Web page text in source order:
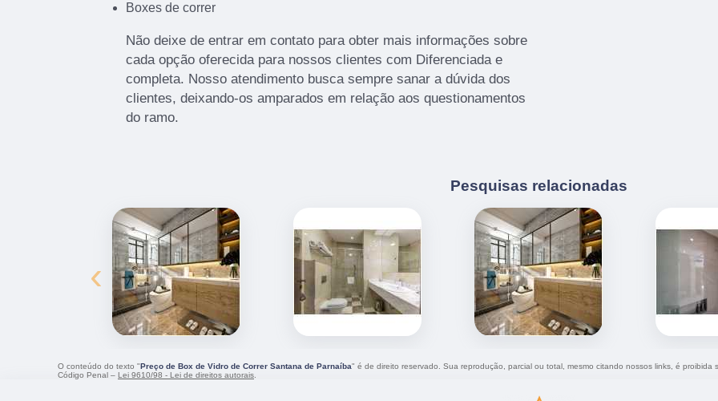
Boxes de correr
Não deixe de entrar em contato para obter mais informações sobre
cada opção oferecida para nossos clientes com Diferenciada e
completa. Nosso atendimento busca sempre sanar a dúvida dos
clientes, deixando-os amparados em relação aos questionamentos
do ramo.
Pesquisas relacionadas
‹
O conteúdo do texto "Preço de Box de Vidro de Correr Santana de Parnaíba" é de direito reservado. Sua reprodução, parcial ou total, mesmo citando nossos links, é
Código Penal – Lei 9610/98 - Lei de direitos autorais